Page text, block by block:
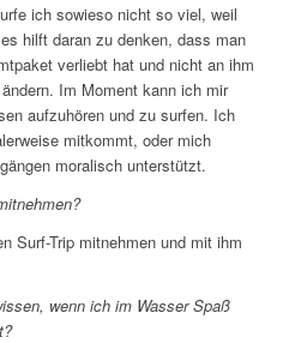
ich sowieso nicht so viel, weil
hilft daran zu denken, dass man
verliebt hat und nicht an ihm
Im Moment kann ich mir
aufzuhören und zu surfen. Ich
mitkommt, oder mich
moralisch unterstützt.
Surf-Trip mitnehmen und mit ihm
wenn ich im Wasser Spaß